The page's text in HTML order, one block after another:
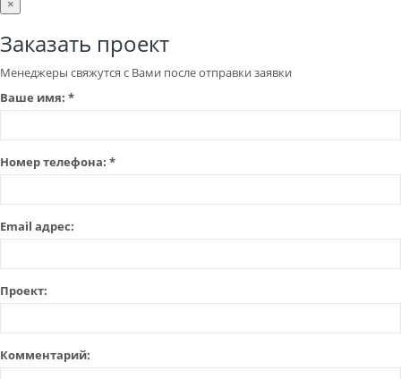
×
Заказать проект
Менеджеры свяжутся с Вами после отправки заявки
Ваше имя: *
Номер телефона: *
Email адрес:
Проект:
Комментарий: